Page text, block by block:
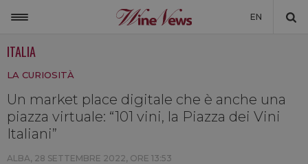
EN
NON SOLO VINO
LA CANTINA DI WINENEWS
ITALIA
LA CURIOSITÀ
Un market place digitale che è anche una
piazza virtuale: “101 vini, la Piazza dei Vini
Italiani”
ALBA, 28 SETTEMBRE 2022, ORE 13:53